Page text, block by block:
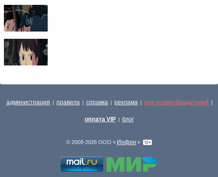
администрация | правила | справка | реклама | для правообладателей |
оплата VIP | блог
© 2008-2026 ООО « Инфон »